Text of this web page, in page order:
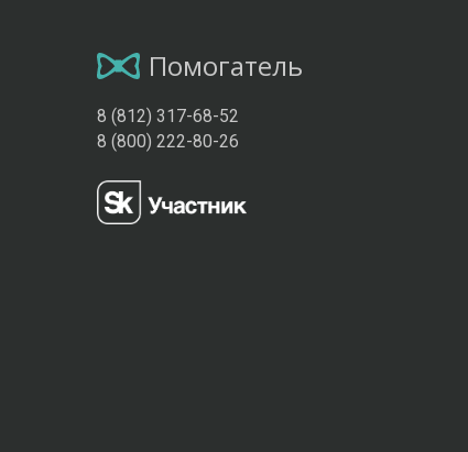
Помогатель
8 (812) 317-68-52
8 (800) 222-80-26